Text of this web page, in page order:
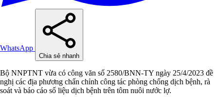
WhatsApp
Chia sẻ nhanh
Bộ NNPTNT vừa có công văn số 2580/BNN-TY ngày 25/4/2023 đề
nghị các địa phương chấn chỉnh công tác phòng chống dịch bệnh, rà
soát và báo cáo số liệu dịch bệnh trên tôm nuôi nước lợ.